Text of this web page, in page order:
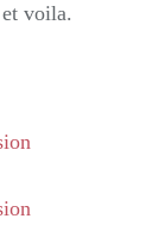
voila.